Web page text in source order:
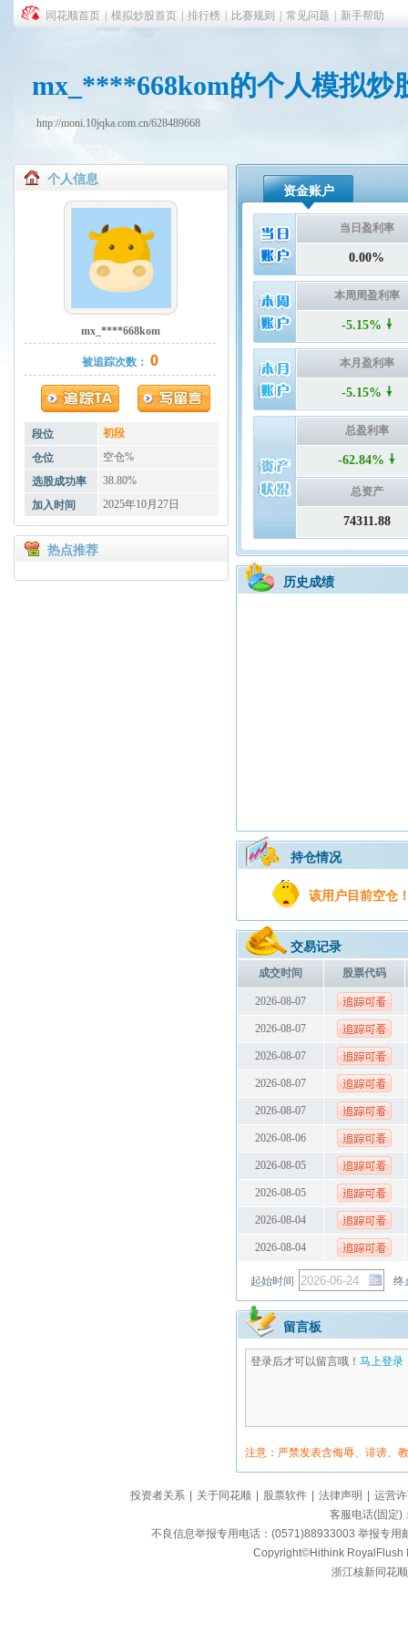
同花顺首页 模拟炒股首页 排行榜 比赛规则 常见问题 新手帮助
mx_****668kom的个人模拟炒
http://moni.10jqka.com.cn/628489668
个人信息
mx_****668kom
被追踪次数： 0
段位
初段
仓位
空仓%
选股成功率
38.80%
加入时间
2025年10月27日
热点推荐
资金账户
当日盈利率
0.00%
本周周盈利率
-5.15%
本月盈利率
-5.15%
总盈利率
-62.84%
总资产
74311.88
历史成绩
持仓情况
该用户目前空仓
交易记录
成交时间 股票代码
2026-08-07
2026-08-07
2026-08-07
2026-08-07
2026-08-07
2026-08-06
2026-08-05
2026-08-05
2026-08-04
2026-08-04
起始时间 终
留言板
登录后才可以留言哦！ 马上登录
注意：严禁发表含侮辱、诽谤、
投资者关系 关于同花顺 股票软件 法律声明
运营
客服电话(固定
不良信息举报专用电话：(0571)88933003 举报专
Copyright©Hithink RoyalFlush
浙江核新同花